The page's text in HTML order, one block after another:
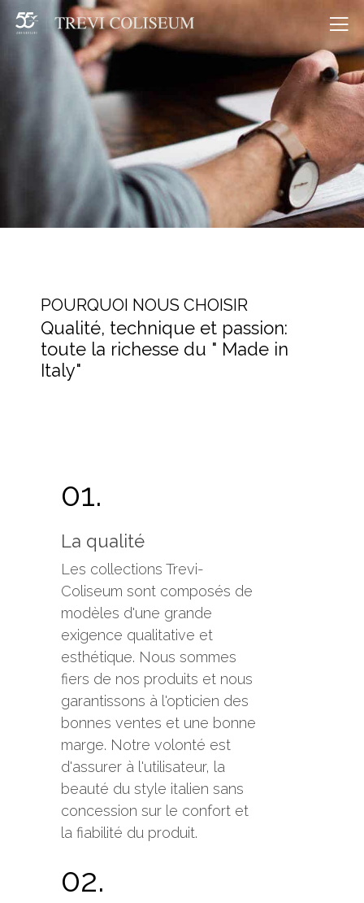
POURQUOI NOUS CHOISIR
Qualité, technique et passion:
toute la richesse du " Made in
Italy"
01.
La qualité
Les collections Trevi-
Coliseum sont composés de
modèles d'une grande
exigence qualitative et
esthétique. Nous sommes
fiers de nos produits et nous
garantissons à l'opticien des
bonnes ventes et une bonne
marge. Notre volonté est
d'assurer à l'utilisateur, la
beauté du style italien sans
concession sur le confort et
la fiabilité du produit.
02.